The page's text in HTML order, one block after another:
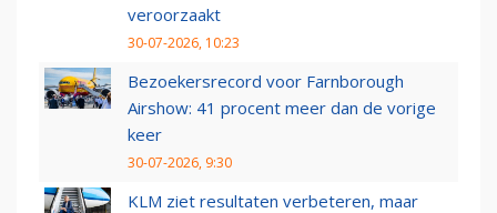
veroorzaakt
30-07-2026, 10:23
Bezoekersrecord voor Farnborough
Airshow: 41 procent meer dan de vorige
keer
30-07-2026, 9:30
KLM ziet resultaten verbeteren, maar